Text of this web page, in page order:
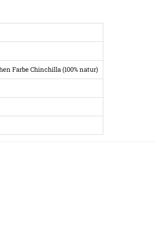
Farbe Chinchilla (100% natur)